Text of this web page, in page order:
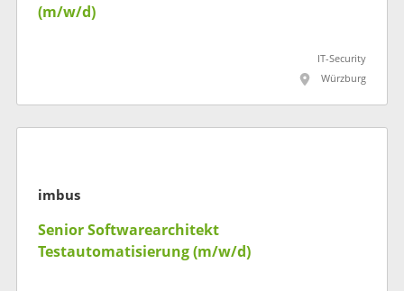
(m/w/d)
IT-Security
Würzburg
imbus
Senior Softwarearchitekt
Testautomatisierung (m/w/d)